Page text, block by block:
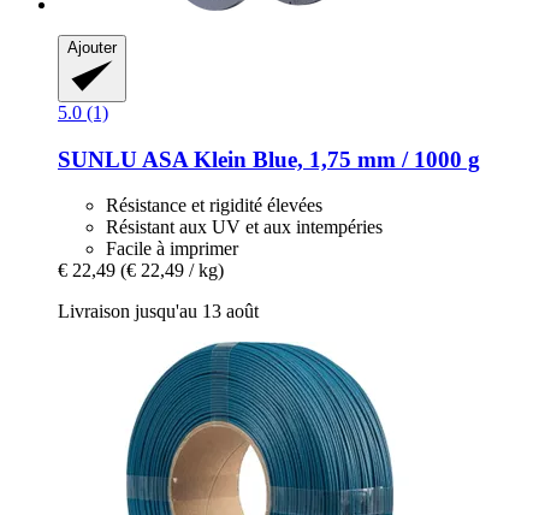
Ajouter
5.0 (1)
SUNLU ASA Klein Blue, 1,75 mm / 1000 g
Résistance et rigidité élevées
Résistant aux UV et aux intempéries
Facile à imprimer
€ 22,49 (€ 22,49 / kg)
Livraison jusqu'au 13 août